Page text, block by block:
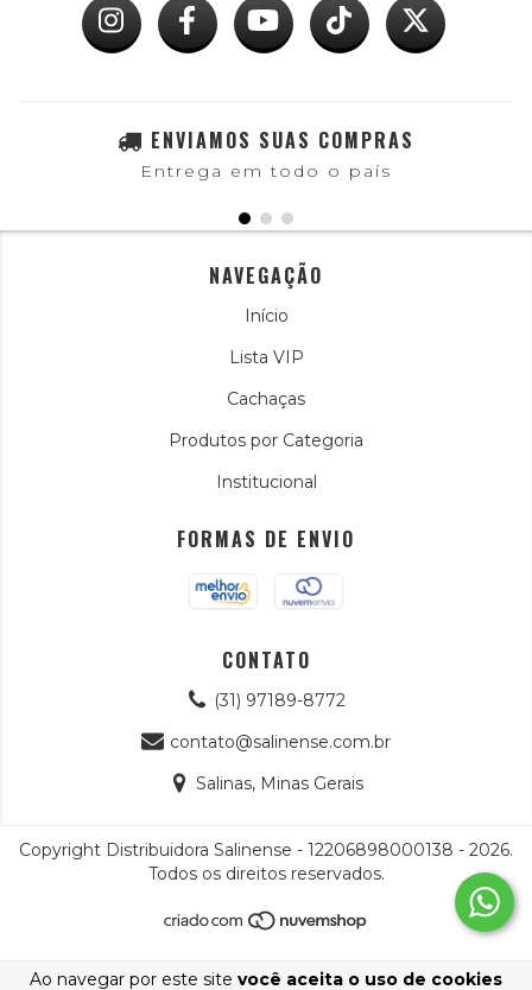
Ao navegar por este site você aceita o uso de cookies
ENVIAMOS SUAS COMPRAS
Entrega em todo o país
NAVEGAÇÃO
Início
Lista VIP
Cachaças
Produtos por Categoria
Institucional
FORMAS DE ENVIO
CONTATO
(31) 97189-8772
contato@salinense.com.br
Salinas, Minas Gerais
Copyright Distribuidora Salinense - 12206898000138 - 2026.
Todos os direitos reservados.